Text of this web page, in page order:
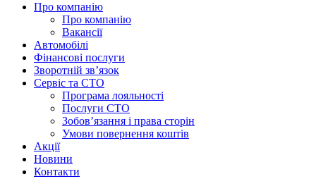
Про компанію
Про компанію
Вакансії
Автомобілі
Фінансові послуги
Зворотній зв’язок
Cервіс та СТО
Програма лояльності
Послуги СТО
Зобов’язання і права сторін
Умови повернення коштів
Акції
Новини
Контакти